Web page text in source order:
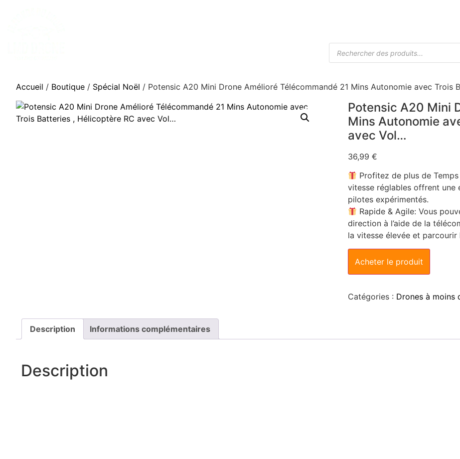
Accueil / Boutique / Spécial Noël / Potensic A20 Mini Drone Amélioré Télécommandé 21 Mins Autonomie avec Trois
Potensic A20 Mini
Mins Autonomie
avec Vol…
36,99 €
Profitez de plus de
vitesse réglables offrent une
pilotes expérimentés.
Rapide & Agile: Vous
direction à l’aide de la
la vitesse élevée et parcourir
Acheter le produit
Catégories : Drones à moins
Description Informations complémentaires
Description